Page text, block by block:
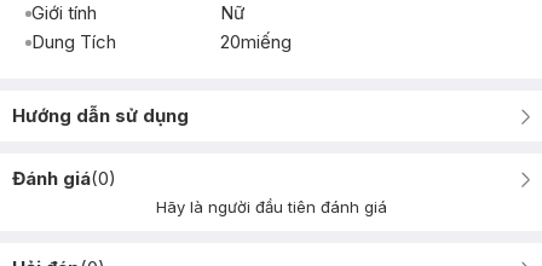
Giới tính
Nữ
Dung Tích
20miếng
Hướng dẫn sử dụng
Đánh giá(0)
Hãy là người đầu tiên đánh giá